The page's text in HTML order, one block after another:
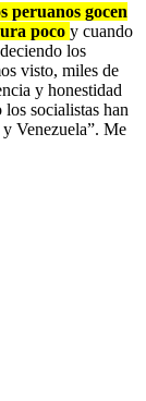
peruanos gocen
poco y cuando
los
visto, miles de
y honestidad
socialistas han
Venezuela”. Me